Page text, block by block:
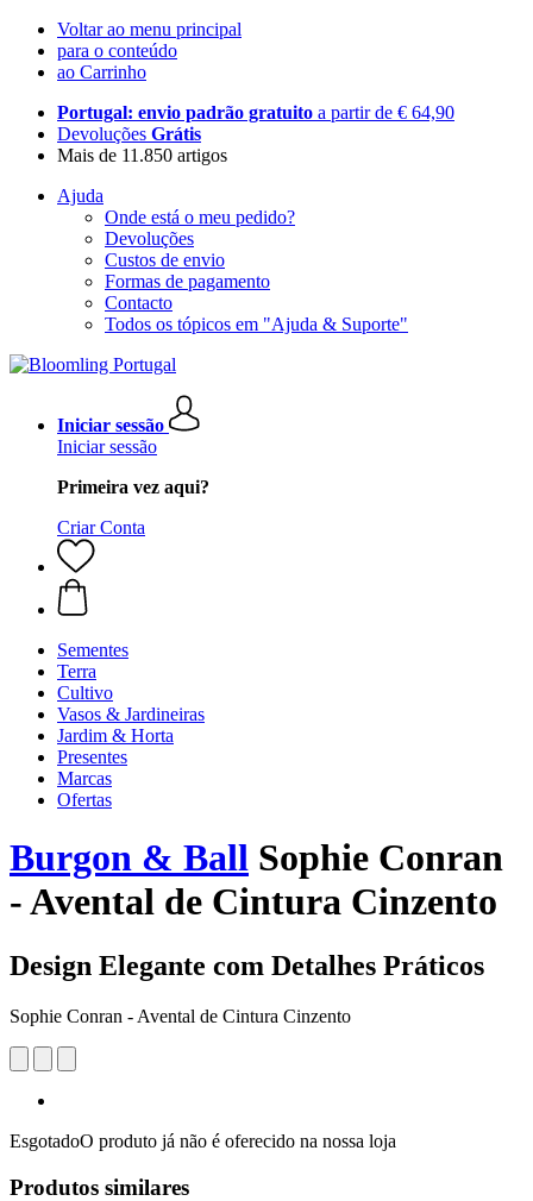
Voltar ao menu principal
para o conteúdo
ao Carrinho
Portugal: envio padrão gratuito a partir de € 64,90
Devoluções Grátis
Mais de 11.850 artigos
Ajuda
Onde está o meu pedido?
Devoluções
Custos de envio
Formas de pagamento
Contacto
Todos os tópicos em "Ajuda & Suporte"
Iniciar sessão
Iniciar sessão
Primeira vez aqui?
Criar Conta
Sementes
Terra
Cultivo
Vasos & Jardineiras
Jardim & Horta
Presentes
Marcas
Ofertas
Burgon & Ball Sophie Conran
- Avental de Cintura Cinzento
Design Elegante com Detalhes Práticos
Sophie Conran - Avental de Cintura Cinzento
EsgotadoO produto já não é oferecido na nossa loja
Produtos similares